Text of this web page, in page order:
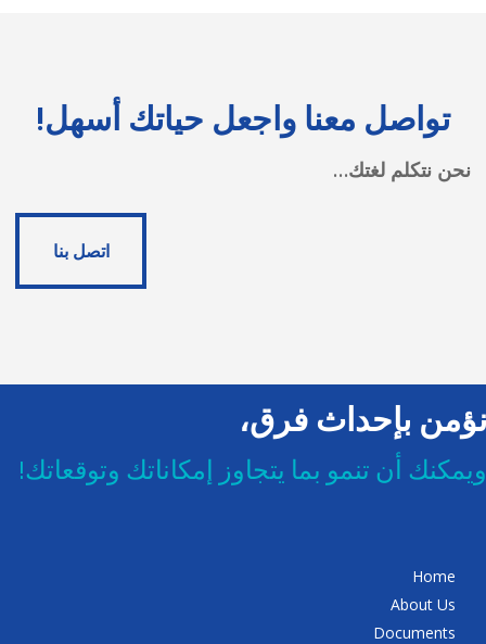
تواصل معنا واجعل حياتك أسهل!
نحن نتكلم لغتك…
اتصل بنا
اتصل بنا
نؤمن بإحداث فرق،
ويمكنك أن تنمو بما يتجاوز إمكاناتك وتوقعاتك!
Home
About Us
Documents